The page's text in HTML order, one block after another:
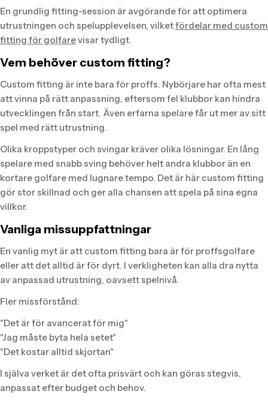
En grundlig fitting-session är avgörande för att optimera
utrustningen och spelupplevelsen, vilketfördelar med custom
fitting för golfarevisar tydligt.
Vem behöver custom fitting?
Custom fitting är inte bara för proffs. Nybörjare har ofta mest
att vinna på rätt anpassning, eftersom fel klubbor kan hindra
utvecklingen från start. Även erfarna spelare får ut mer av sitt
spel med rätt utrustning.
Olika kroppstyper och svingar kräver olika lösningar. En lång
spelare med snabb sving behöver helt andra klubbor än en
kortare golfare med lugnare tempo. Det är här custom fitting
gör stor skillnad och ger alla chansen att spela på sina egna
villkor.
Vanliga missuppfattningar
En vanlig myt är att custom fitting bara är för proffsgolfare
eller att det alltid är för dyrt. I verkligheten kan alla dra nytta
av anpassad utrustning, oavsett spelnivå.
Fler missförstånd:
"Det är för avancerat för mig"
"Jag måste byta hela setet"
"Det kostar alltid skjortan"
I själva verket är det ofta prisvärt och kan göras stegvis,
anpassat efter budget och behov.